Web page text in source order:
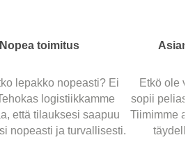
Nopea toimitus
lepakko nopeasti? Ei
logistiikkamme
että tilauksesi saapuu
nopeasti ja turvallisesti.
Etkö ole
sopii
Tiimimme